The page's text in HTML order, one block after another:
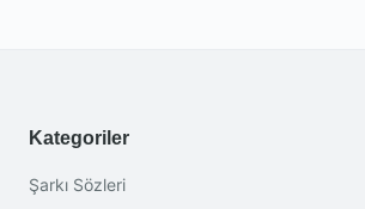
Kategoriler
Şarkı Sözleri